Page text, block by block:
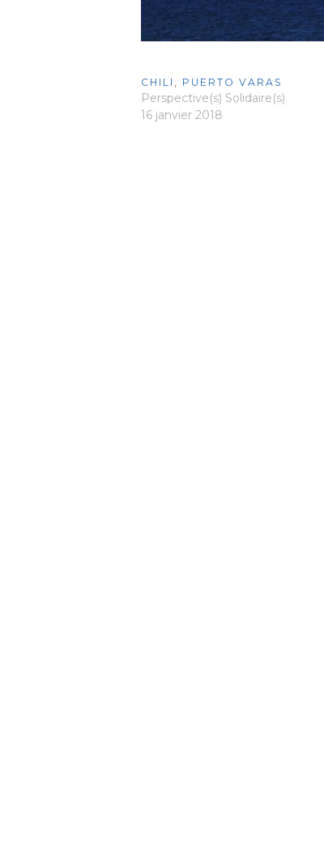
CHILI , PUERTO VARAS
Perspective(s) Solidaire(s)
16 janvier 2018